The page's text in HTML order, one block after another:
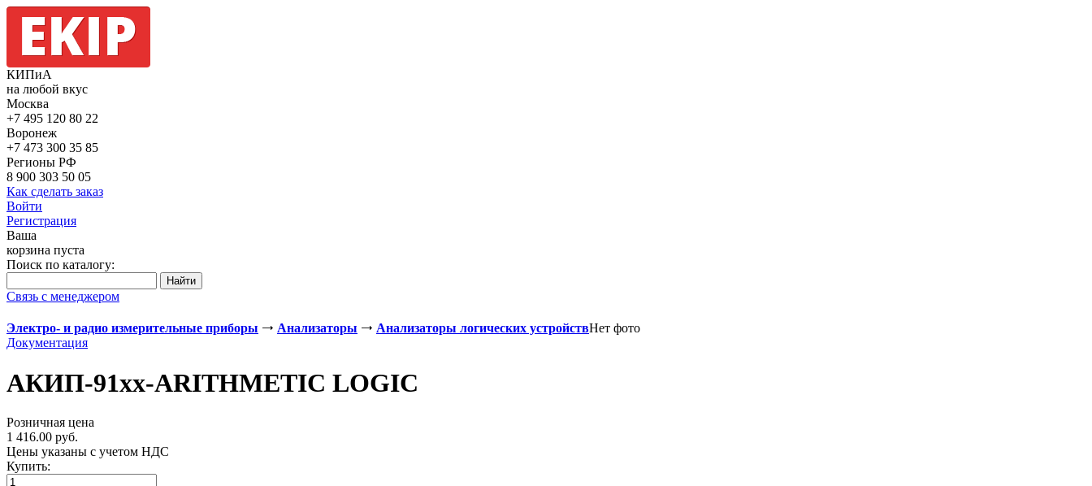
КИПиА
на любой вкус
Москва
+7 495 120 80 22
Воронеж
+7 473 300 35 85
Регионы РФ
8 900 303 50 05
Как сделать заказ
Войти
Регистрация
Ваша
корзина пуста
Поиск по каталогу:
Связь с менеджером
Электро- и радио измерительные приборы Анализаторы Анализаторы логических устройствНет фото
Документация
АКИП-91xx-ARITHMETIC LOGIC
Розничная цена
1 416.00 руб.
Цены указаны с учетом НДС
Купить: